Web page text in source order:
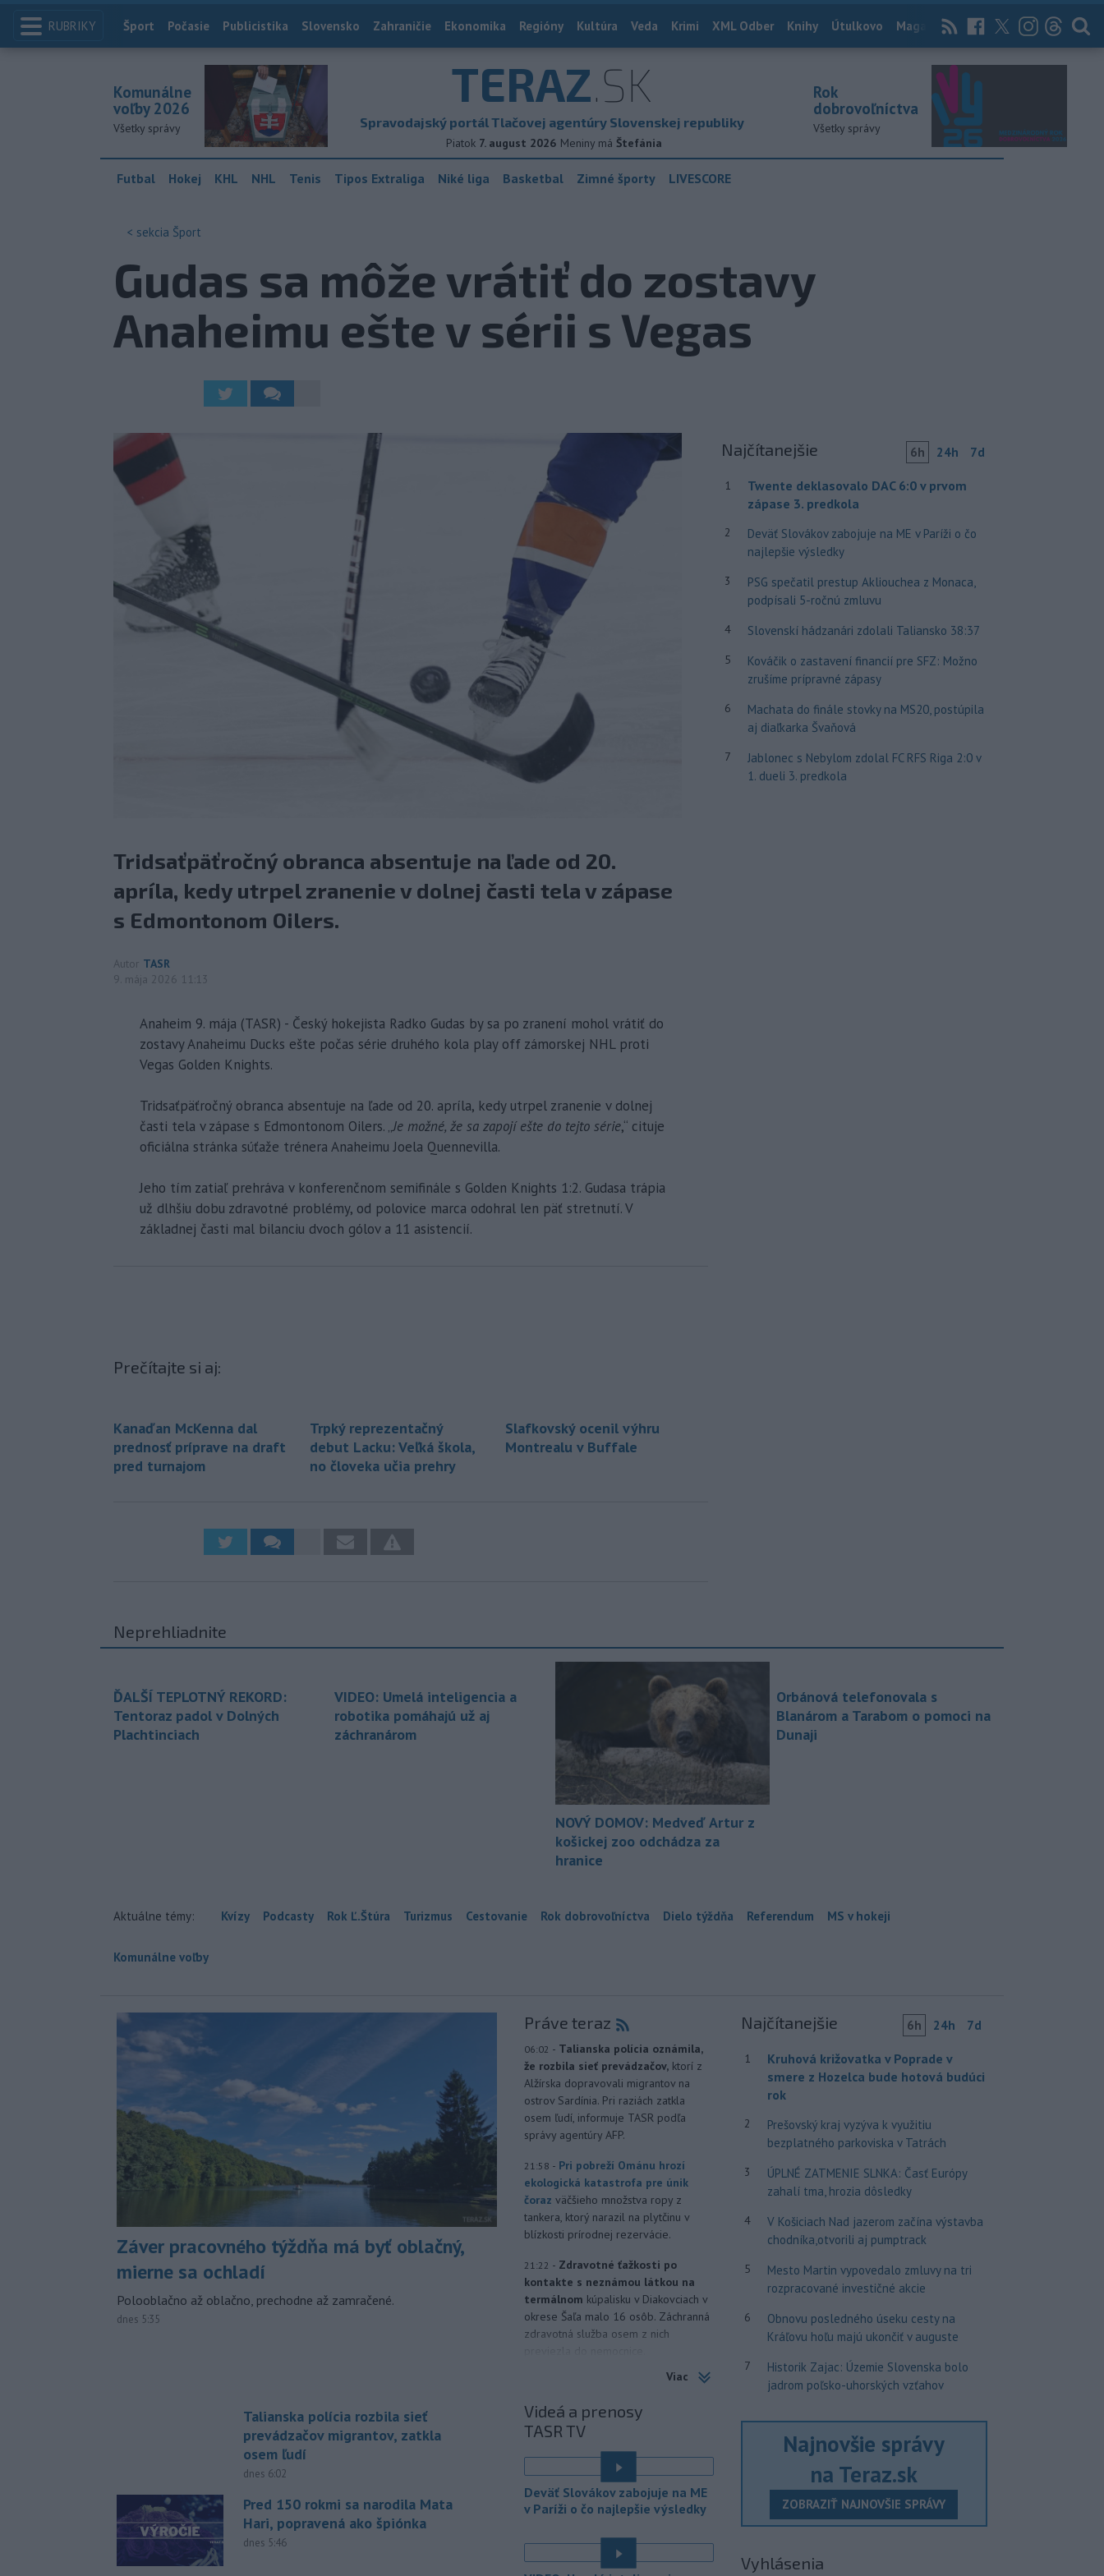
RUBRIKY Index
Šport Počasie Publicistika Slovensko Zahraničie Ekonomika Regióny Kultúra Veda Krimi XML Odber Knihy Útulkovo Magazín News Now Archív
TERAZ.SK
Spravodajský portál Tlačovej agentúry Slovenskej republiky
Piatok 7. august 2026 Meniny má Štefánia
Komunálne
voľby 2026
Všetky správy
Rok
dobrovoľníctva
Všetky správy
Futbal Hokej KHL NHL Tenis Tipos Extraliga Niké liga Basketbal Zimné športy LIVESCORE
< sekcia Šport
Gudas sa môže vrátiť do zostavy
Anaheimu ešte v sérii s Vegas
Tridsaťpäťročný obranca absentuje na ľade od 20.
apríla, kedy utrpel zranenie v dolnej časti tela v zápase
s Edmontonom Oilers.
Autor TASR
9. mája 2026 11:13
Anaheim 9. mája (TASR) - Český hokejista Radko Gudas by sa po zranení mohol vrátiť do
zostavy Anaheimu Ducks ešte počas série druhého kola play off zámorskej NHL proti
Vegas Golden Knights.
Tridsaťpäťročný obranca absentuje na ľade od 20. apríla, kedy utrpel zranenie v dolnej
časti tela v zápase s Edmontonom Oilers. „Je možné, že sa zapojí ešte do tejto série,“ cituje
oficiálna stránka súťaže trénera Anaheimu Joela Quennevilla.
Jeho tím zatiaľ prehráva v konferenčnom semifinále s Golden Knights 1:2. Gudasa trápia
už dlhšiu dobu zdravotné problémy, od polovice marca odohral len päť stretnutí. V
základnej časti mal bilanciu dvoch gólov a 11 asistencií.
Prečítajte si aj:
Kanaďan McKenna dal
prednosť príprave na draft
pred turnajom
Trpký reprezentačný
debut Lacku: Veľká škola,
no človeka učia prehry
Slafkovský ocenil výhru
Montrealu v Buffale
Najčítanejšie 6h 24h 7d
1
Twente deklasovalo DAC 6:0 v prvom
zápase 3. predkola
2
Deväť Slovákov zabojuje na ME v Paríži o čo
najlepšie výsledky
3
PSG spečatil prestup Akliouchea z Monaca,
podpísali 5-ročnú zmluvu
4 Slovenskí hádzanári zdolali Taliansko 38:37
5
Kováčik o zastavení financií pre SFZ: Možno
zrušíme prípravné zápasy
6
Machata do finále stovky na MS20, postúpila
aj diaľkarka Švaňová
7
Jablonec s Nebylom zdolal FC RFS Riga 2:0 v
1. dueli 3. predkola
Neprehliadnite
ĎALŠÍ TEPLOTNÝ REKORD:
Tentoraz padol v Dolných
Plachtinciach
VIDEO: Umelá inteligencia a
robotika pomáhajú už aj
záchranárom
NOVÝ DOMOV: Medveď Artur z
košickej zoo odchádza za
hranice
Orbánová telefonovala s
Blanárom a Tarabom o pomoci na
Dunaji
Aktuálne témy: Kvízy Podcasty Rok Ľ.Štúra Turizmus Cestovanie Rok dobrovoľníctva Dielo týždňa Referendum MS v hokeji
Komunálne voľby
Záver pracovného týždňa má byť oblačný,
mierne sa ochladí
Polooblačno až oblačno, prechodne až zamračené.
dnes 5:35
Talianska polícia rozbila sieť
prevádzačov migrantov, zatkla
osem ľudí
dnes 6:02
Pred 150 rokmi sa narodila Mata
Hari, popravená ako špiónka
dnes 5:46
Práve teraz
06:02 - Talianska polícia oznámila,
že rozbila sieť prevádzačov, ktorí z
Alžírska dopravovali migrantov na
ostrov Sardínia. Pri raziách zatkla
osem ľudí, informuje TASR podľa
správy agentúry AFP.
21:58 - Pri pobreží Ománu hrozí
ekologická katastrofa pre únik
čoraz väčšieho množstva ropy z
tankera, ktorý narazil na plytčinu v
blízkosti prírodnej rezervácie.
21:22 - Zdravotné ťažkosti po
kontakte s neznámou látkou na
termálnom kúpalisku v Diakovciach v
okrese Šaľa malo 16 osôb. Záchranná
zdravotná služba osem z nich
Ugandský parlament vo
ugandských vojakovdo
palestínskeho Pásma Gazy, kde by
mali pôsobiť v rámci medzinárodných
stabilizačných síl, ktoré navrhol
americký prezident Donald Trump.
20:07 - Anglická futbalová asociácia
Medzinárodnej
futbalovej federácie (FIFA) Giannimu
Viac
Videá a prenosy
TASR TV
Deväť Slovákov zabojuje na ME
v Paríži o čo najlepšie výsledky
Najčítanejšie 6h 24h 7d
1
Kruhová križovatka v Poprade v
smere z Hozelca bude hotová budúci
rok
2
Prešovský kraj vyzýva k využitiu
bezplatného parkoviska v Tatrách
3
ÚPLNÉ ZATMENIE SLNKA: Časť Európy
zahalí tma, hrozia dôsledky
4
V Košiciach Nad jazerom začína výstavba
chodníka,otvorili aj pumptrack
5
Mesto Martin vypovedalo zmluvy na tri
rozpracované investičné akcie
6
Obnovu posledného úseku cesty na
Kráľovu hoľu majú ukončiť v auguste
7
Historik Zajac: Územie Slovenska bolo
jadrom poľsko-uhorských vzťahov
Najnovšie správy
na Teraz.sk
ZOBRAZIŤ NAJNOVŠIE SPRÁVY
Vyhlásenia